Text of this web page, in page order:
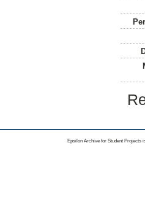
Epsilon Archive for Student Projects